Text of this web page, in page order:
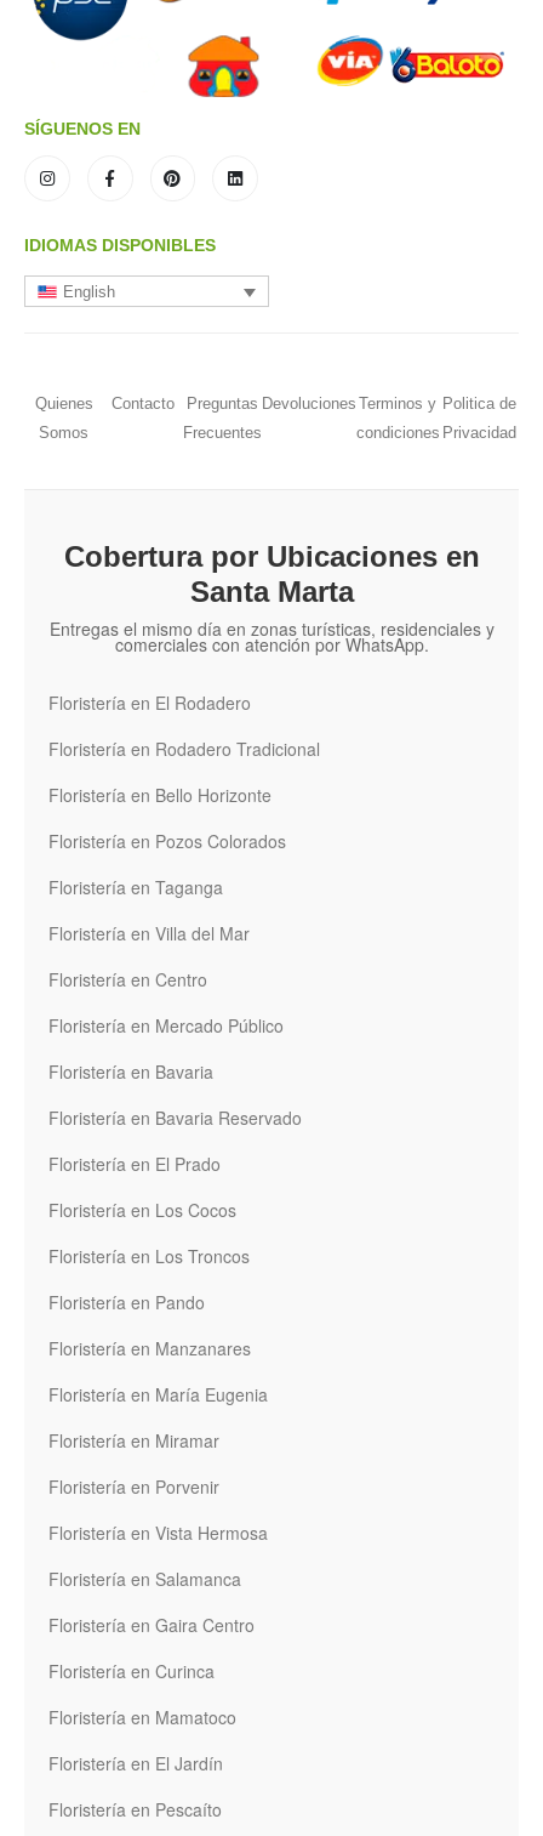
SÍGUENOS EN
IDIOMAS DISPONIBLES
English
Quienes
Somos
Contacto
Preguntas
Frecuentes
Devoluciones Terminos y
condiciones
Politica de
Privacidad
Cobertura por Ubicaciones en
Santa Marta
Entregas el mismo día en zonas turísticas, residenciales y
comerciales con atención por WhatsApp.
Floristería en El Rodadero
Floristería en Rodadero Tradicional
Floristería en Bello Horizonte
Floristería en Pozos Colorados
Floristería en Taganga
Floristería en Villa del Mar
Floristería en Centro
Floristería en Mercado Público
Floristería en Bavaria
Floristería en Bavaria Reservado
Floristería en El Prado
Floristería en Los Cocos
Floristería en Los Troncos
Floristería en Pando
Floristería en Manzanares
Floristería en María Eugenia
Floristería en Miramar
Floristería en Porvenir
Floristería en Vista Hermosa
Floristería en Salamanca
Floristería en Gaira Centro
Floristería en Curinca
Floristería en Mamatoco
Floristería en El Jardín
Floristería en Pescaíto